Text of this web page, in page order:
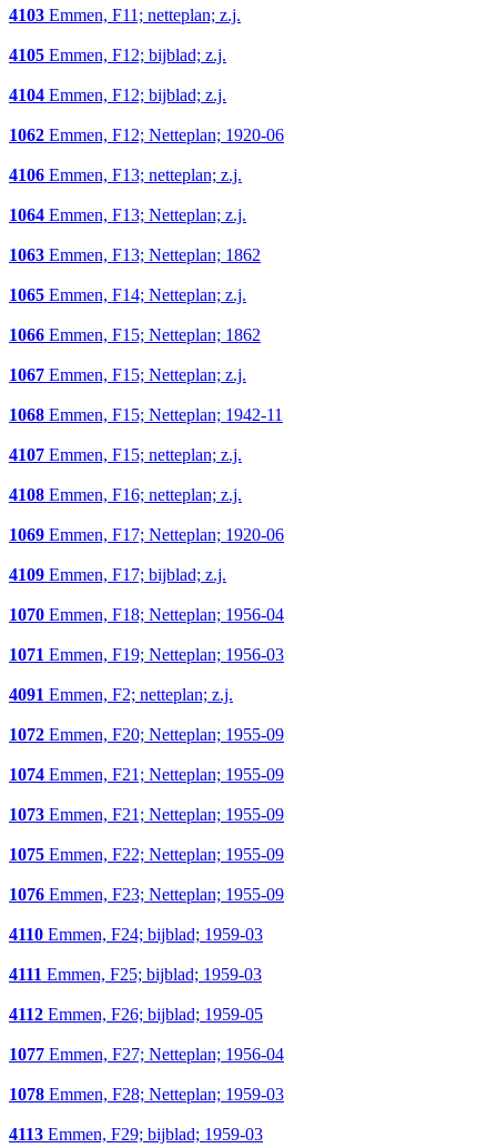
4103 Emmen, F11; netteplan; z.j.
4105 Emmen, F12; bijblad; z.j.
4104 Emmen, F12; bijblad; z.j.
1062 Emmen, F12; Netteplan; 1920-06
4106 Emmen, F13; netteplan; z.j.
1064 Emmen, F13; Netteplan; z.j.
1063 Emmen, F13; Netteplan; 1862
1065 Emmen, F14; Netteplan; z.j.
1066 Emmen, F15; Netteplan; 1862
1067 Emmen, F15; Netteplan; z.j.
1068 Emmen, F15; Netteplan; 1942-11
4107 Emmen, F15; netteplan; z.j.
4108 Emmen, F16; netteplan; z.j.
1069 Emmen, F17; Netteplan; 1920-06
4109 Emmen, F17; bijblad; z.j.
1070 Emmen, F18; Netteplan; 1956-04
1071 Emmen, F19; Netteplan; 1956-03
4091 Emmen, F2; netteplan; z.j.
1072 Emmen, F20; Netteplan; 1955-09
1074 Emmen, F21; Netteplan; 1955-09
1073 Emmen, F21; Netteplan; 1955-09
1075 Emmen, F22; Netteplan; 1955-09
1076 Emmen, F23; Netteplan; 1955-09
4110 Emmen, F24; bijblad; 1959-03
4111 Emmen, F25; bijblad; 1959-03
4112 Emmen, F26; bijblad; 1959-05
1077 Emmen, F27; Netteplan; 1956-04
1078 Emmen, F28; Netteplan; 1959-03
4113 Emmen, F29; bijblad; 1959-03